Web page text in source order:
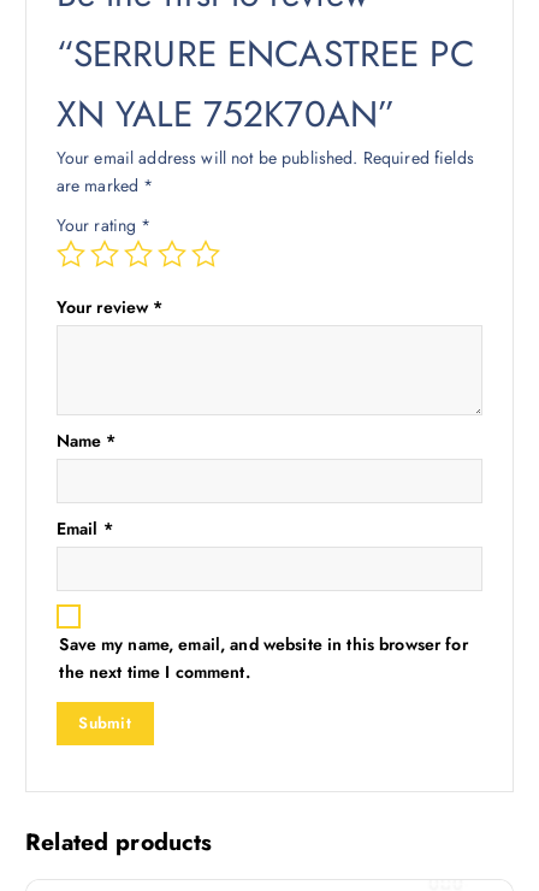
“SERRURE ENCASTREE PC
XN YALE 752K70AN”
Your email address will not be published. Required fields
are marked *
Your rating *
Your review *
Name *
Email *
Save my name, email, and website in this browser for
the next time I comment.
Related products